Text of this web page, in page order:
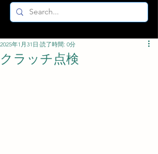
クラッチ点検
2025年1月31日 読了時間: 0分